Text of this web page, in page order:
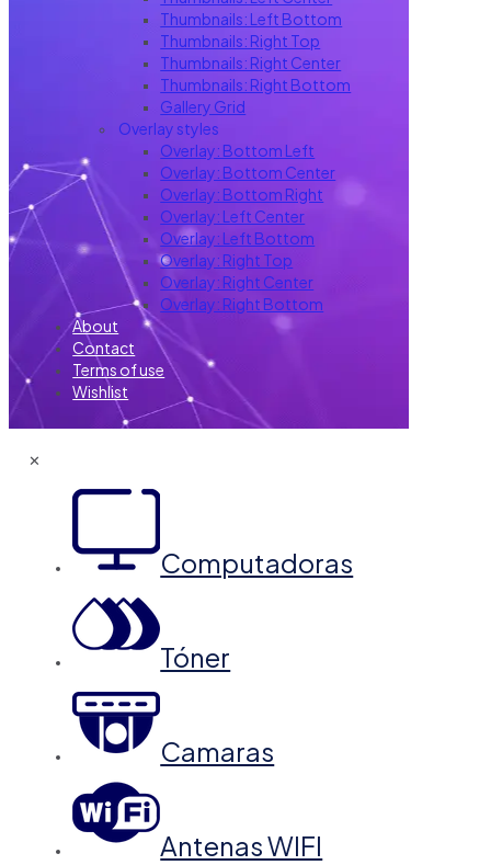
Thumbnails: Left Bottom
Thumbnails: Right Top
Thumbnails: Right Center
Thumbnails: Right Bottom
Gallery Grid
Overlay styles
Overlay: Bottom Left
Overlay: Bottom Center
Overlay: Bottom Right
Overlay: Left Center
Overlay: Left Bottom
Overlay: Right Top
Overlay: Right Center
Overlay: Right Bottom
About
Contact
Terms of use
Wishlist
✕
Computadoras
Tóner
Camaras
Antenas WIFI